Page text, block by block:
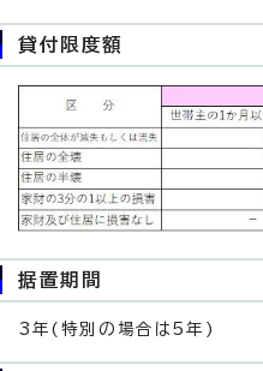
貸付限度額
据置期間
3年(特別の場合は5年)